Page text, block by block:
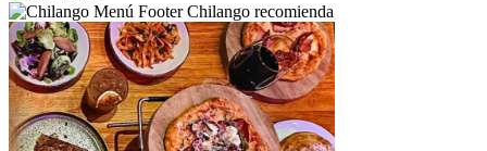
Chilango recomienda